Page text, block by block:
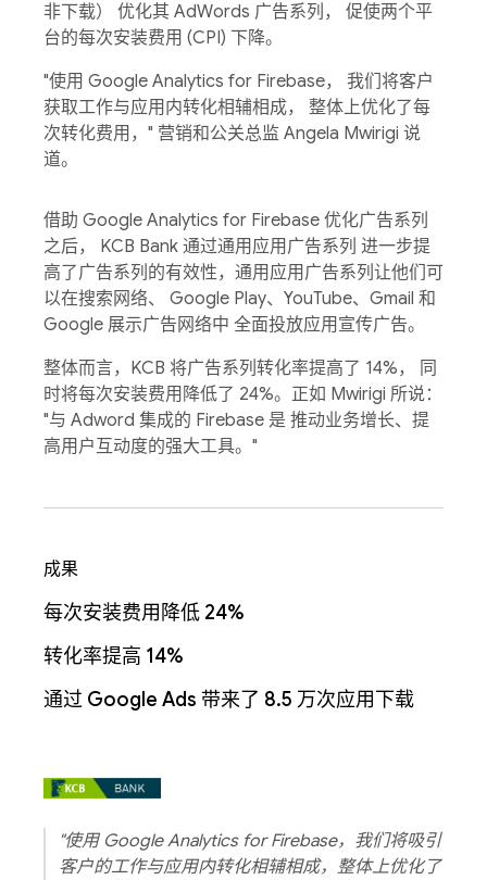
非下载） 优化其 AdWords 广告系列， 促使两个平
台的每次安装费用 (CPI) 下降。
"使用 Google Analytics for Firebase， 我们将客户
获取工作与应用内转化相辅相成， 整体上优化了每
次转化费用，" 营销和公关总监 Angela Mwirigi 说
道。
借助 Google Analytics for Firebase 优化广告系列
之后， KCB Bank 通过通用应用广告系列 进一步提
高了广告系列的有效性，通用应用广告系列让他们可
以在搜索网络、 Google Play、YouTube、Gmail 和
Google 展示广告网络中 全面投放应用宣传广告。
整体而言，KCB 将广告系列转化率提高了 14%， 同
时将每次安装费用降低了 24%。正如 Mwirigi 所说：
"与 Adword 集成的 Firebase 是 推动业务增长、提
高用户互动度的强大工具。"
成果
每次安装费用降低 24%
转化率提高 14%
通过 Google Ads 带来了 8.5 万次应用下载
"使用 Google Analytics for Firebase，我们将吸引
客户的工作与应用内转化相辅相成，整体上优化了